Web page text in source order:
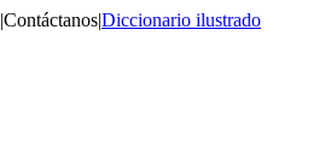
|Contáctanos|Diccionario ilustrado